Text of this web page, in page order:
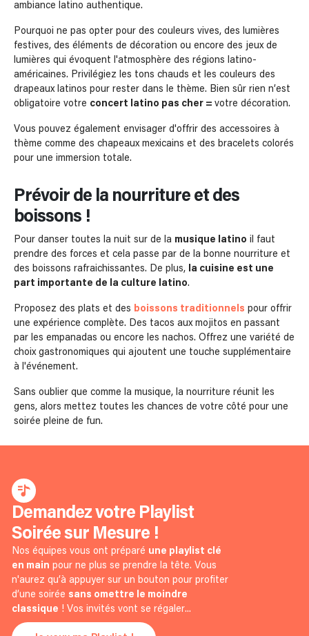
ambiance latino authentique.
Pourquoi ne pas opter pour des couleurs vives, des lumières
festives, des éléments de décoration ou encore des jeux de
lumières qui évoquent l'atmosphère des régions latino-
américaines. Privilégiez les tons chauds et les couleurs des
drapeaux latinos pour rester dans le thème. Bien sûr rien n’est
obligatoire votre concert latino pas cher = votre décoration.
Vous pouvez également envisager d'offrir des accessoires à
thème comme des chapeaux mexicains et des bracelets colorés
pour une immersion totale.
Prévoir de la nourriture et des
boissons !
Pour danser toutes la nuit sur de la musique latino il faut
prendre des forces et cela passe par de la bonne nourriture et
des boissons rafraichissantes. De plus,
la cuisine est une
part importante de la culture latino.
Proposez des plats et des boissons traditionnels pour offrir
une expérience complète. Des tacos aux mojitos en passant
par les empanadas ou encore les nachos. Offrez une variété de
choix gastronomiques qui ajoutent une touche supplémentaire
à l'événement.
Sans oublier que comme la musique, la nourriture réunit les
gens, alors mettez toutes les chances de votre côté pour une
soirée pleine de fun.
Demandez votre Playlist
Soirée sur Mesure !
Nos équipes vous ont préparé une playlist clé
en main pour ne plus se prendre la tête. Vous
n'aurez qu’à appuyer sur un bouton pour profiter
d’une soirée sans omettre le moindre
classique ! Vos invités vont se régaler...